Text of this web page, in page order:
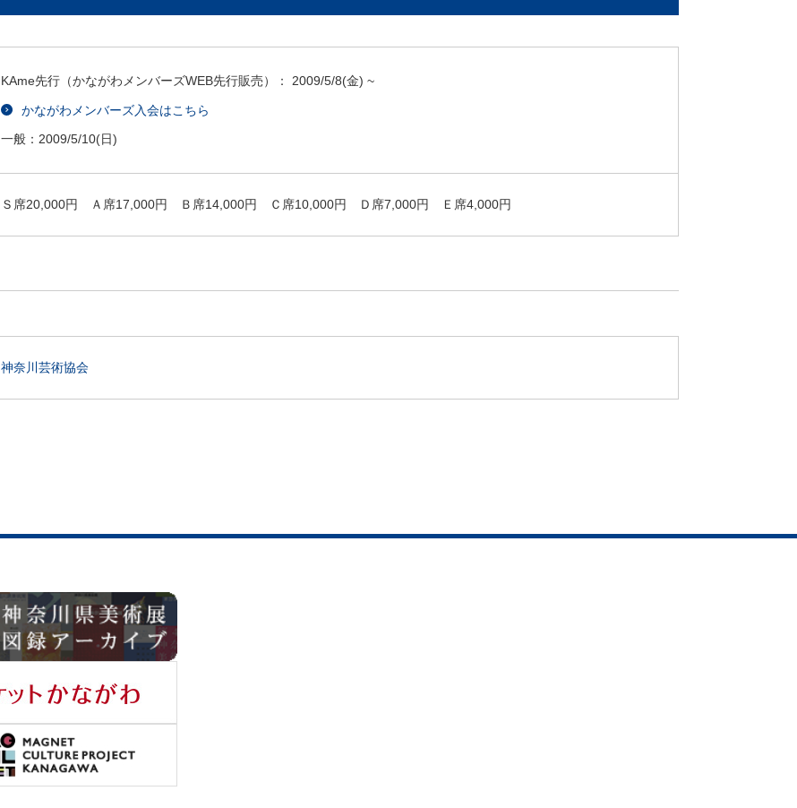
KAme先行（かながわメンバーズWEB先行販売）： 2009/5/8(金) ~
かながわメンバーズ入会はこちら
一般： 2009/5/10(日)
Ｓ席20,000円 Ａ席17,000円 Ｂ席14,000円 Ｃ席10,000円 Ｄ席7,000円 Ｅ席4,000円
神奈川芸術協会